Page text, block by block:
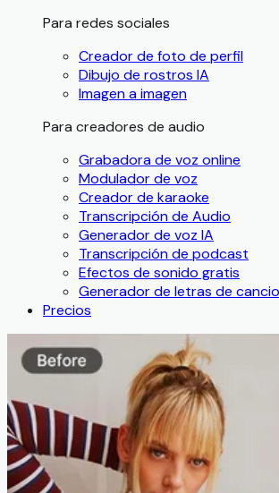
Para redes sociales
Creador de foto de perfil
Dibujo de rostros IA
Imagen a imagen
Para creadores de audio
Grabadora de voz online
Modulador de voz
Creador de karaoke
Transcripción de Audio
Generador de voz IA
Transcripción de podcast
Efectos de sonido gratis
Generador de letras de
Precios